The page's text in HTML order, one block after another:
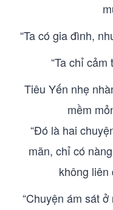
“Ta có gia đình,
“Ta chỉ cảm
Tiêu Yến nhẹ
mềm
“Đó là hai
mãn, chỉ có
không liên
“Chuyện ám sát